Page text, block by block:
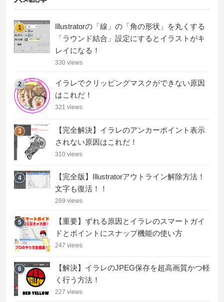
1
Illustratorの「線」の「角の形状」を丸くする
「ラウンド結合」設定にするとイラストがキ
レイになる！
330 views
2
イラレでクリッピングマスクができない原因
はこれだ！
321 views
3
【完全解決】イラレのアンカーポイント表示
されない原因はこれだ！
310 views
4
【完全版】Illustratorアウトライン解除方法！
文字も復活！！
269 views
5
【重要】ずれる原因とイラレのスマートガイ
ドとポイントにスナップ機能の使い方
247 views
6
【解決】イラレのJPEG保存を超高画質かつ軽
く行う方法！
227 views